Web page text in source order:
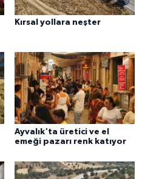
Kırsal yollara neşter
Ayvalık'ta üretici ve el
emeği pazarı renk katıyor